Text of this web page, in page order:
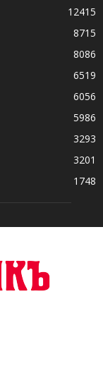
12415
8715
8086
6519
6056
5986
3293
3201
1748